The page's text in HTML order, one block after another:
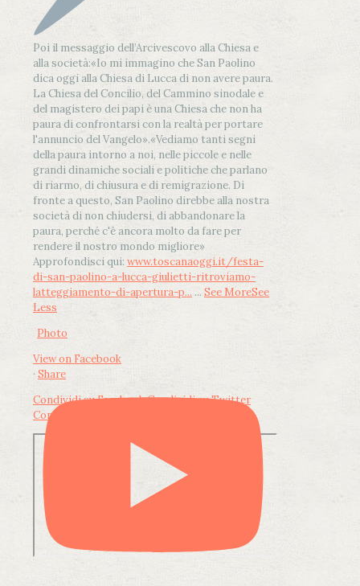
Poi il messaggio dell’Arcivescovo alla Chiesa e
alla società:«Io mi immagino che San Paolino
dica oggi alla Chiesa di Lucca di non avere paura.
La Chiesa del Concilio, del Cammino sinodale e
del magistero dei papi è una Chiesa che non ha
paura di confrontarsi con la realtà per portare
l'annuncio del Vangelo».«Vediamo tanti segni
della paura intorno a noi, nelle piccole e nelle
grandi dinamiche sociali e politiche che parlano
di riarmo, di chiusura e di remigrazione. Di
fronte a questo, San Paolino direbbe alla nostra
società di non chiudersi, di abbandonare la
paura, perché c'è ancora molto da fare per
rendere il nostro mondo migliore»
Approfondisci qui: www.toscanaoggi.it/festa-
di-san-paolino-a-lucca-giulietti-ritroviamo-
latteggiamento-di-apertura-p... ... See MoreSee
Less
Photo
View on Facebook
· Share
Condividi su FacebookCondividi su Twitter
Condividi su LinkedIn